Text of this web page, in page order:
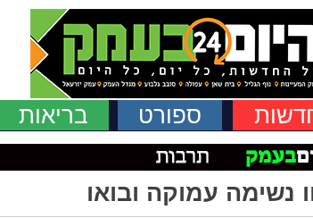
ספורט בריאות
נשימה עמוקה ובואו